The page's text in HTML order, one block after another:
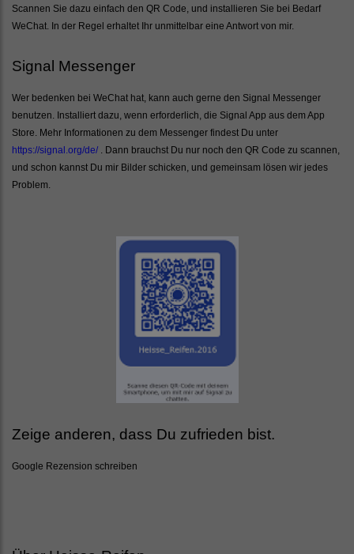
Scannen Sie dazu einfach den QR Code, und installieren Sie bei Bedarf
WeChat. In der Regel erhaltet Ihr unmittelbar eine Antwort von mir.
Signal Messenger
Wer bedenken bei WeChat hat, kann auch gerne den Signal Messenger
benutzen. Installiert dazu, wenn erforderlich, die Signal App aus dem App
Store. Mehr Informationen zu dem Messenger findest Du unter
https://signal.org/de/ . Dann brauchst Du nur noch den QR Code zu scannen,
und schon kannst Du mir Bilder schicken, und gemeinsam lösen wir jedes
Problem.
Zeige anderen, dass Du zufrieden bist.
Google Rezension schreiben